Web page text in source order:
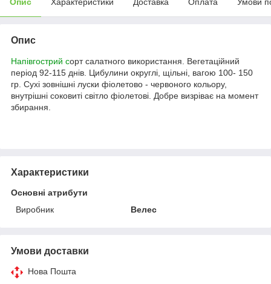
Опис
Напівгострий сорт салатного використання. Вегетаційний
період 92-115 днів. Цибулини округлі, щільні, вагою 100- 150
гр. Сухі зовнішні луски фіолетово - червоного кольору,
внутрішні соковиті світло фіолетові. Добре визріває на момент
збирання.
Характеристики
Основні атрибути
Виробник
Велес
Умови доставки
Нова Пошта